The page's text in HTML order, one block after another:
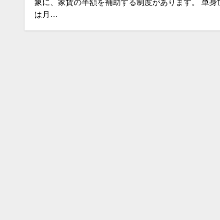
象に、家賃の半額を補助する制度があります。 単身
は月…